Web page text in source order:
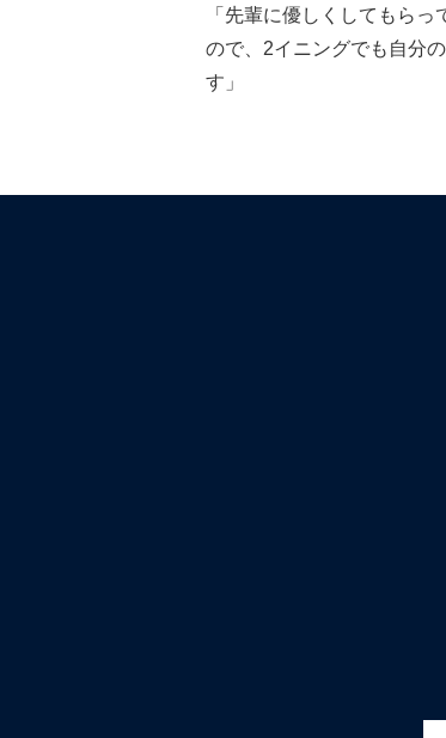
「先輩に優しくしてもら
ので、2イニングでも自分
す」